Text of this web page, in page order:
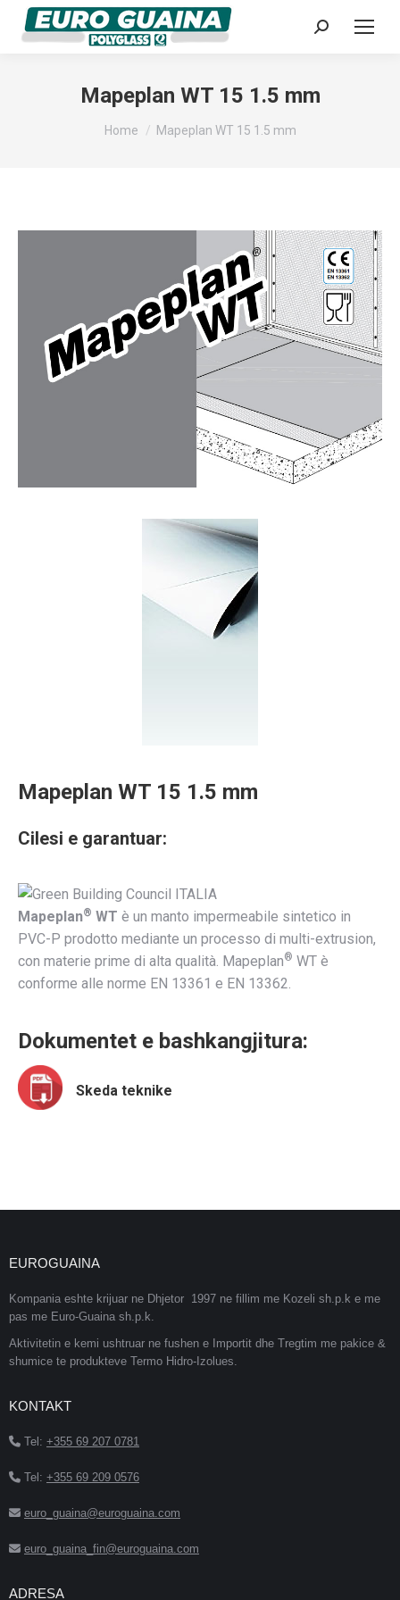
Search:
Mapeplan WT 15 1.5 mm
You are here:
Home Mapeplan WT 15 1.5 mm
Mapeplan WT 15 1.5 mm
Cilesi e garantuar:
Mapeplan® WT è un manto impermeabile sintetico in
PVC-P prodotto mediante un processo di multi-extrusion,
con materie prime di alta qualità. Mapeplan® WT è
conforme alle norme EN 13361 e EN 13362.
Dokumentet e bashkangjitura:
Skeda teknike
EUROGUAINA
Kompania eshte krijuar ne Dhjetor 1997 ne fillim me Kozeli sh.p.k e me
pas me Euro-Guaina sh.p.k.
Aktivitetin e kemi ushtruar ne fushen e Importit dhe Tregtim me pakice &
shumice te produkteve Termo Hidro-Izolues.
KONTAKT
Tel: +355 69 207 0781
Tel: +355 69 209 0576
euro_guaina@euroguaina.com
euro_guaina_fin@euroguaina.com
ADRESA